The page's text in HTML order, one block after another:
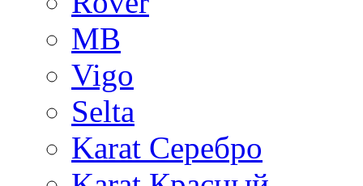
MB
Vigo
Selta
Karat Серебро